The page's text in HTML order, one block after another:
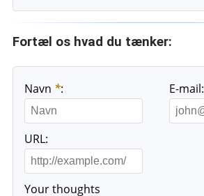
Fortæl os hvad du tænker:
Navn *: E-mail:
URL:
Your thoughts